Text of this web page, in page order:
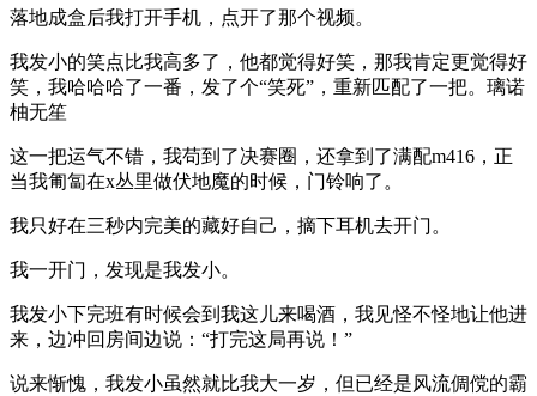
落地成盒后我打开手机，点开了那个视频。
我发小的笑点比我高多了，他都觉得好笑，那我肯定更觉得好
笑，我哈哈哈了一番，发了个“笑死”，重新匹配了一把。璃诺
柚无笙
这一把运气不错，我苟到了决赛圈，还拿到了满配m416，正
当我匍匐在x丛里做伏地魔的时候，门铃响了。
我只好在三秒内完美的藏好自己，摘下耳机去开门。
我一开门，发现是我发小。
我发小下完班有时候会到我这儿来喝酒，我见怪不怪地让他进
来，边冲回房间边说：“打完这局再说！”
说来惭愧，我发小虽然就比我大一岁，但已经是风流倜傥的霸